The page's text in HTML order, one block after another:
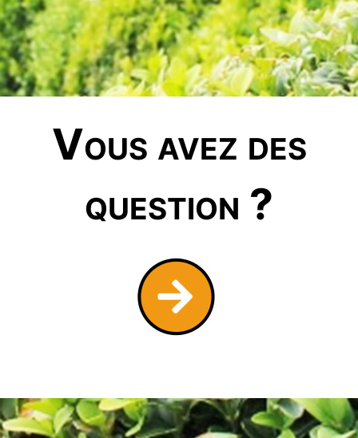
Vous avez des
question ?